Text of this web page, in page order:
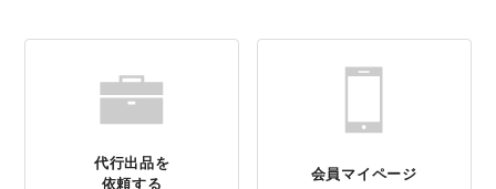
代行出品を
依頼する
会員マイページ